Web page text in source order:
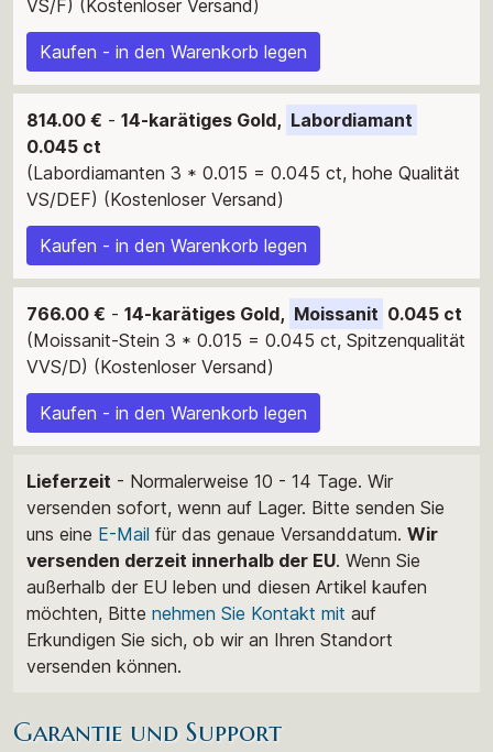
VS/F) (Kostenloser Versand)
Kaufen - in den Warenkorb legen
814.00 € - 14-karätiges Gold, Labordiamant
0.045 ct
(Labordiamanten 3 * 0.015 = 0.045 ct, hohe Qualität
VS/DEF) (Kostenloser Versand)
Kaufen - in den Warenkorb legen
766.00 € - 14-karätiges Gold, Moissanit 0.045 ct
(Moissanit-Stein 3 * 0.015 = 0.045 ct, Spitzenqualität
VVS/D) (Kostenloser Versand)
Kaufen - in den Warenkorb legen
Lieferzeit - Normalerweise 10 - 14 Tage. Wir
versenden sofort, wenn auf Lager. Bitte senden Sie
uns eine E-Mail für das genaue Versanddatum. Wir
versenden derzeit innerhalb der EU. Wenn Sie
außerhalb der EU leben und diesen Artikel kaufen
möchten, Bitte nehmen Sie Kontakt mit auf
Erkundigen Sie sich, ob wir an Ihren Standort
versenden können.
Garantie und Support